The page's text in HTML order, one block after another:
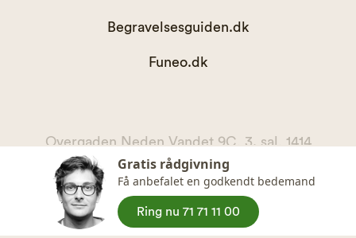
Begravelsesguiden.dk
Funeo.dk
Overgaden Neden Vandet 9C, 3. sal, 1414
København K
kontakt@begravelsesguiden.dk, telefon 71 71 11 00
CVR. 36065567
Gratis rådgivning
Få anbefalet en godkendt bedemand
Ring nu 71 71 11 00